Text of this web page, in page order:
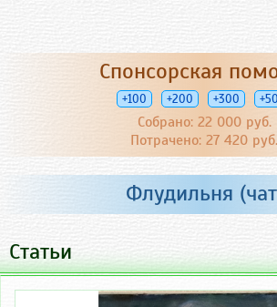
Спонсорская
+100 +200 +300
Собрано: 22 000 руб.
Потрачено: 27 420 руб.
Флудильня
Статьи